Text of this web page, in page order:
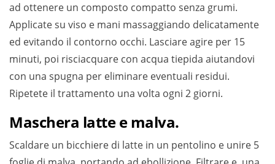
ad ottenere un composto compatto senza grumi.
Applicate su viso e mani massaggiando delicatamente
ed evitando il contorno occhi. Lasciare agire per 15
minuti, poi risciacquare con acqua tiepida aiutandovi
con una spugna per eliminare eventuali residui.
Ripetete il trattamento una volta ogni 2 giorni.
Maschera latte e malva.
Scaldare un bicchiere di latte in un pentolino e unire 5